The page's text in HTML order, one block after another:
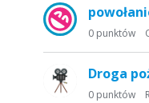
0 punktów
Droga
0 punktów